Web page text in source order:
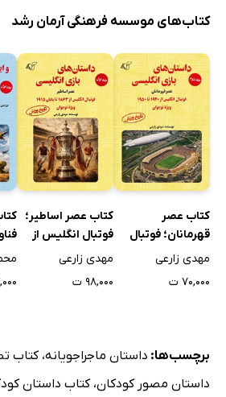
کتاب‌های موسسه فرهنگی آرمان رشد
کتاب عصر
قهرمانان؛ فوتبال
مهدی زارعی
۷۰,۰۰۰ ت
کتاب عصر اساطیر؛
فوتبال انگلیس از
مهدی زارعی
۹۸,۰۰۰ ت
برچسب‌ها: داستان ماجراجویانه،کتاب
داستان مصور کودکان،کتاب داستان